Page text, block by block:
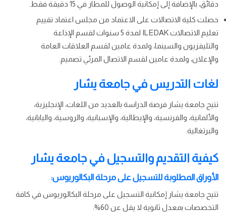
دقائق، بالإضافة إلى إمكانية الوصول للمطار في 15 دقيقة فقط.
حصلت كلية الاتصالات على الاعتماد من مجلس اعتماد تقييم
تعليم الاتصالات ILEDAK لمدة 5 سنوات لقسم الإذاعة
والتليفزيون والسينما، ولمدة عامين لقسم العلاقات العامة
والإعلان، ولمدة عامين لقسم الاتصال المرئي تصميم.
لغات التدريس في جامعة يشار
تتيح جامعة يشار فرصة الدراسة بالعديد من اللغات، الإنجليزية،
والألمانية، والفرنسية، والإيطالية، والإسبانية، والروسية، واليابانية،
والبرتغالية.
كيفية التقديم والتسجيل في جامعة يشار
الأوراق المطلوبة للتسجيل على مرحلة البكالوريوس:
تتيح جامعة يشار إمكانية التسجيل على مرحلة البكالوريوس في كافة
التخصصات بمعدل ثانوية لا يقل عن 60%: